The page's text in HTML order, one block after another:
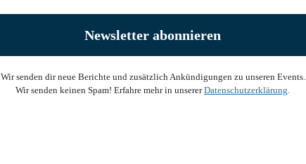
Wir senden dir neue Berichte und zusätzlich Ankündigungen zu unseren Events.
Wir senden keinen Spam! Erfahre mehr in unsererDatenschutzerklärung.